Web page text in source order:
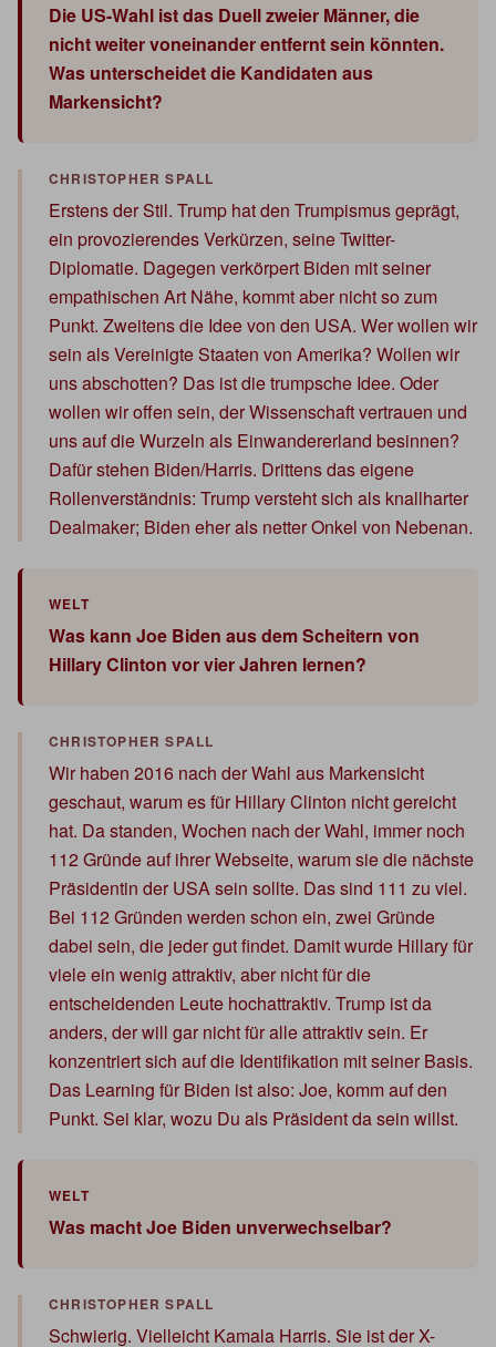
Die US-Wahl ist das Duell zweier Männer, die
nicht weiter voneinander entfernt sein könnten.
Was unterscheidet die Kandidaten aus
Markensicht?
Erstens der Stil. Trump hat den Trumpismus geprägt,
ein provozierendes Verkürzen, seine Twitter-
Diplomatie. Dagegen verkörpert Biden mit seiner
empathischen Art Nähe, kommt aber nicht so zum
Punkt. Zweitens die Idee von den USA. Wer wollen wir
sein als Vereinigte Staaten von Amerika? Wollen wir
uns abschotten? Das ist die trumpsche Idee. Oder
wollen wir offen sein, der Wissenschaft vertrauen und
uns auf die Wurzeln als Einwandererland besinnen?
Dafür stehen Biden/Harris. Drittens das eigene
Rollenverständnis: Trump versteht sich als knallharter
Dealmaker; Biden eher als netter Onkel von Nebenan.
Was kann Joe Biden aus dem Scheitern von
Hillary Clinton vor vier Jahren lernen?
Wir haben 2016 nach der Wahl aus Markensicht
geschaut, warum es für Hillary Clinton nicht gereicht
hat. Da standen, Wochen nach der Wahl, immer noch
112 Gründe auf ihrer Webseite, warum sie die nächste
Präsidentin der USA sein sollte. Das sind 111 zu viel.
Bei 112 Gründen werden schon ein, zwei Gründe
dabei sein, die jeder gut findet. Damit wurde Hillary für
viele ein wenig attraktiv, aber nicht für die
entscheidenden Leute hochattraktiv. Trump ist da
anders, der will gar nicht für alle attraktiv sein. Er
konzentriert sich auf die Identifikation mit seiner Basis.
Das Learning für Biden ist also: Joe, komm auf den
Punkt. Sei klar, wozu Du als Präsident da sein willst.
Was macht Joe Biden unverwechselbar?
Schwierig. Vielleicht Kamala Harris. Sie ist der X-